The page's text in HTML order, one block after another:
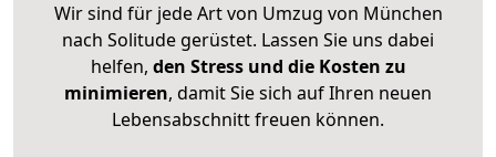
Wir sind für jede Art von Umzug von München
nach Solitude gerüstet. Lassen Sie uns dabei
helfen, den Stress und die Kosten zu
minimieren, damit Sie sich auf Ihren neuen
Lebensabschnitt freuen können.